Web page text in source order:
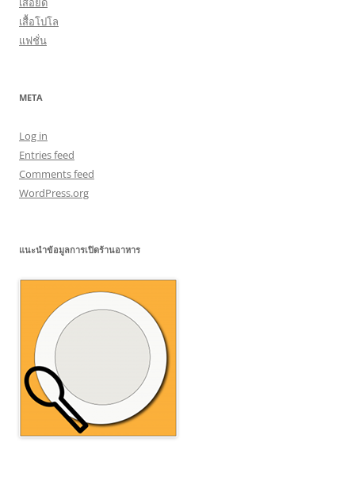
เสื้อโปโล
แฟชั่น
META
Log in
Entries feed
Comments feed
WordPress.org
แนะนำข้อมูลการเปิดร้านอาหาร